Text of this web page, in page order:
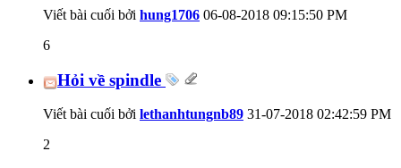
Viết bài cuối bởi hung1706 06-08-2018 09:15:50 PM
6
Hỏi về spindle
Viết bài cuối bởi lethanhtungnb89 31-07-2018 02:42:59 PM
2